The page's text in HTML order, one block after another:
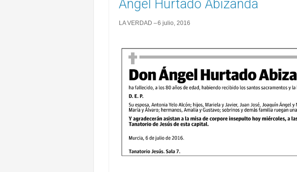
Ángel Hurtado Abizanda
LA VERDAD 6 julio, 2016